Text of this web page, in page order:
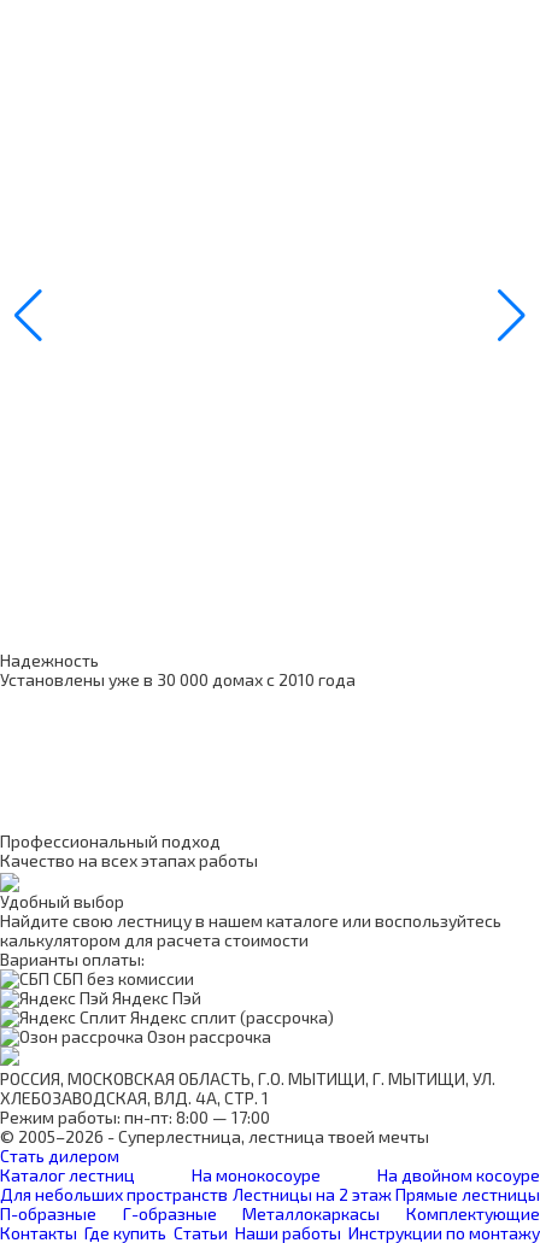
Надежность
Установлены уже в 30 000 домах с 2010 года
Профессиональный подход
Качество на всех этапах работы
Удобный выбор
Найдите свою лестницу в нашем каталоге или воспользуйтесь
калькулятором для расчета стоимости
Варианты оплаты:
СБП без комиссии
Яндекс Пэй
Яндекс сплит (рассрочка)
Озон рассрочка
РОССИЯ, МОСКОВСКАЯ ОБЛАСТЬ, Г.О. МЫТИЩИ, Г. МЫТИЩИ, УЛ.
ХЛЕБОЗАВОДСКАЯ, ВЛД. 4А, СТР. 1
Режим работы: пн-пт: 8:00 — 17:00
© 2005–2026 - Суперлестница, лестница твоей мечты
Стать дилером
Каталог лестниц
На монокосоуре
На двойном косоуре
Для небольших пространств Лестницы на 2 этаж Прямые лестницы
П-образные
Г-образные Металлокаркасы
Комплектующие
Контакты Где купить Статьи Наши работы Инструкции по монтажу